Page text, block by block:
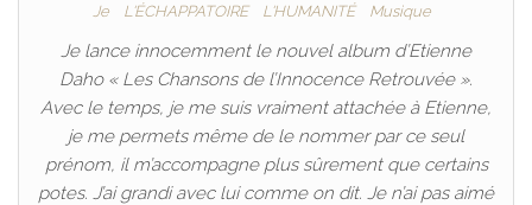
Je L'ÉCHAPPATOIRE L'HUMANITÉ Musique
Je lance innocemment le nouvel album d’Etienne
Daho « Les Chansons de l’Innocence Retrouvée ».
Avec le temps, je me suis vraiment attachée à Etienne,
je me permets même de le nommer par ce seul
prénom, il m’accompagne plus sûrement que certains
potes. J’ai grandi avec lui comme on dit. Je n’ai pas aimé